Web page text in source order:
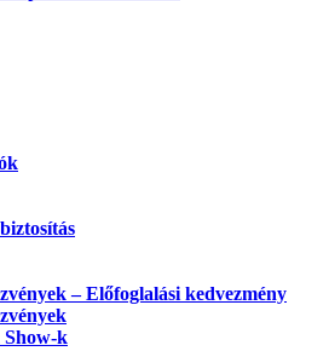
– Előfoglalási kedvezmény
Show-k